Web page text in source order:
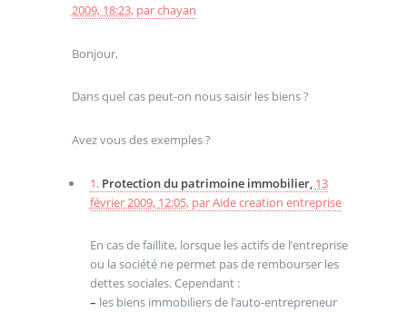
2009, 18:23, parchayan
Bonjour,
Dans quel cas peut-on nous saisir les biens ?
Avez vous des exemples ?
1. Protection du patrimoine immobilier, 13
février 2009, 12:05, parAide creation entreprise
En cas de faillite, lorsque les actifs de l’entreprise
ou la société ne permet pas de rembourser les
dettes sociales. Cependant :
– les biens immobiliers de l’auto-entrepreneur